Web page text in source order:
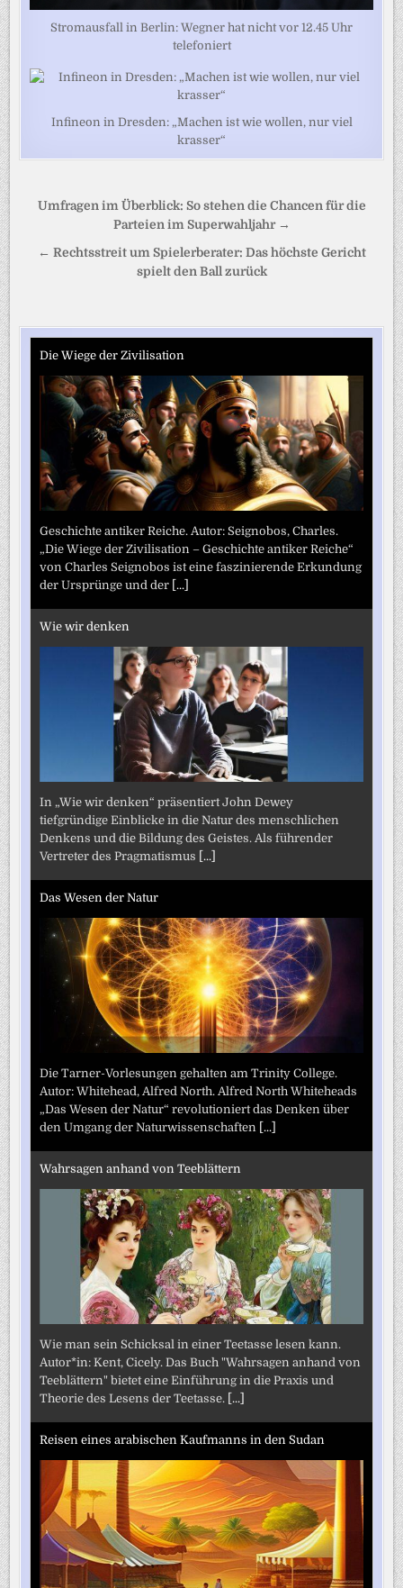
Stromausfall in Berlin: Wegner hat nicht vor 12.45 Uhr
telefoniert
Infineon in Dresden: „Machen ist wie wollen, nur viel
krasser“
Beitragsnavigation
Umfragen im Überblick: So stehen die Chancen für die
Parteien im Superwahljahr →
← Rechtsstreit um Spielerberater: Das höchste Gericht
spielt den Ball zurück
Die Wiege der Zivilisation
Geschichte antiker Reiche. Autor: Seignobos, Charles.
„Die Wiege der Zivilisation – Geschichte antiker Reiche“
von Charles Seignobos ist eine faszinierende Erkundung
der Ursprünge und der [...]
Wie wir denken
In „Wie wir denken“ präsentiert John Dewey
tiefgründige Einblicke in die Natur des menschlichen
Denkens und die Bildung des Geistes. Als führender
Vertreter des Pragmatismus
[...]
Das Wesen der Natur
Die Tarner-Vorlesungen gehalten am Trinity College.
Autor: Whitehead, Alfred North. Alfred North Whiteheads
„Das Wesen der Natur“ revolutioniert das Denken über
den Umgang der Naturwissenschaften
[...]
Wahrsagen anhand von Teeblättern
Wie man sein Schicksal in einer Teetasse lesen kann.
Autor*in: Kent, Cicely. Das Buch "Wahrsagen anhand von
Teeblättern" bietet eine Einführung in die Praxis und
Theorie des Lesens der Teetasse.
[...]
Reisen eines arabischen Kaufmanns in den Sudan